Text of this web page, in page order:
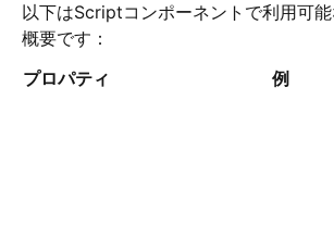
以下はScriptコンポーネントで利用可
概要です：
プロパティ
例